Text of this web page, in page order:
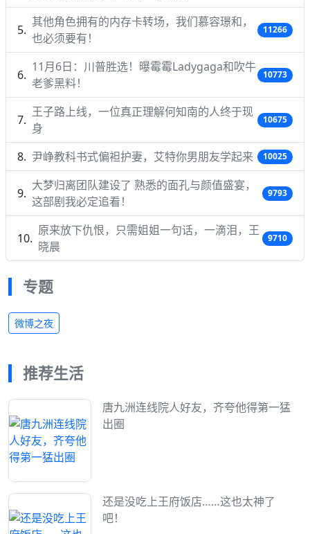
其他角色拥有的内存卡转场，我们慕容璟和，
也必须要有！
11266
11月6日：川普胜选！曝霉霉Ladygaga和吹牛
老爹黑料！
10773
王子路上线，一位真正理解何知南的人终于现
身
10675
尹峥教科书式偏袒护妻，艾特你男朋友学起来 10025
大梦归离团队建设了 熟悉的面孔与颜值盛宴，
这部剧我必定追看！
9793
原来放下仇恨，只需姐姐一句话，一滴泪，王
晓晨
9710
专题
微博之夜
推荐生活
唐九洲连线院人好友，齐夸他得第一猛
出圈
还是没吃上王府饭店……这也太神了
吧！